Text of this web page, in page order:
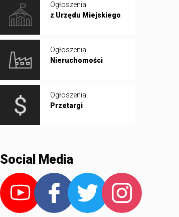
Ogłoszenia
z Urzędu Miejskiego
Ogłoszenia
Nieruchomości
Ogłoszenia
Przetargi
Social Media